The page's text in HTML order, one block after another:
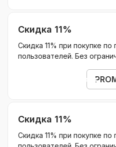
Скидка 11%
Скидка 11% при покупке
пользователей. Без
Действует на: На покупку
9 мес Без ограничения
Открыть промокод
Скидка 11%
Скидка 11% при покупке